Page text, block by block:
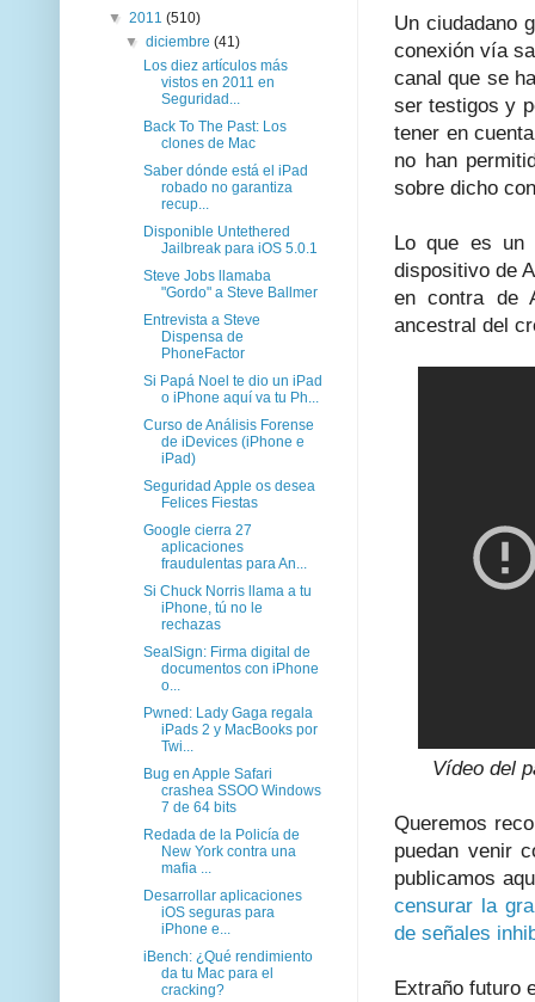
Un ciudadano
conexión vía
canal que se
ser testigos y
tener en
no han
sobre dicho
Lo que es un
dispositivo de
en contra de
ancestral del
Vídeo del
Queremos
puedan venir
publicamos
censurar la
de señales
Extraño futuro
▼ 2011 (510)
▼diciembre(41)
Los diez artículos más
vistos en 2011 en
Seguridad...
Back To The Past: Los
clones de Mac
Saber dónde está el iPad
robado no garantiza
recup...
Disponible Untethered
Jailbreak para iOS 5.0.1
Steve Jobs llamaba
"Gordo" a Steve Ballmer
Entrevista a Steve
Dispensa de
PhoneFactor
Si Papá Noel te dio un iPad
o iPhone aquí va tu Ph...
Curso de Análisis Forense
de iDevices (iPhone e
iPad)
Seguridad Apple os desea
Felices Fiestas
Google cierra 27
aplicaciones
fraudulentas para An...
Si Chuck Norris llama a tu
iPhone, tú no le
rechazas
SealSign: Firma digital de
documentos con iPhone
o...
Pwned: Lady Gaga regala
iPads 2 y MacBooks por
Twi...
Bug en Apple Safari
crashea SSOO Windows
7 de 64 bits
Redada de la Policía de
New York contra una
mafia ...
Desarrollar aplicaciones
iOS seguras para
iPhone e...
iBench: ¿Qué rendimiento
da tu Mac para el
cracking?